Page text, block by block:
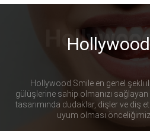
Hollywood Smile en genel şekli
gülüşlerine sahip olmanızı
tasarımında dudaklar, dişler ve diş
uyum olması